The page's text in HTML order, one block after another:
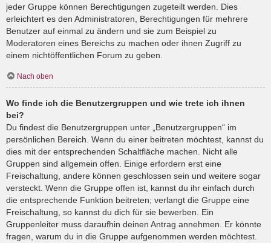
jeder Gruppe können Berechtigungen zugeteilt werden. Dies
erleichtert es den Administratoren, Berechtigungen für mehrere
Benutzer auf einmal zu ändern und sie zum Beispiel zu
Moderatoren eines Bereichs zu machen oder ihnen Zugriff zu
einem nichtöffentlichen Forum zu geben.
Nach oben
Wo finde ich die Benutzergruppen und wie trete ich ihnen
bei?
Du findest die Benutzergruppen unter „Benutzergruppen“ im
persönlichen Bereich. Wenn du einer beitreten möchtest, kannst du
dies mit der entsprechenden Schaltfläche machen. Nicht alle
Gruppen sind allgemein offen. Einige erfordern erst eine
Freischaltung, andere können geschlossen sein und weitere sogar
versteckt. Wenn die Gruppe offen ist, kannst du ihr einfach durch
die entsprechende Funktion beitreten; verlangt die Gruppe eine
Freischaltung, so kannst du dich für sie bewerben. Ein
Gruppenleiter muss daraufhin deinen Antrag annehmen. Er könnte
fragen, warum du in die Gruppe aufgenommen werden möchtest.